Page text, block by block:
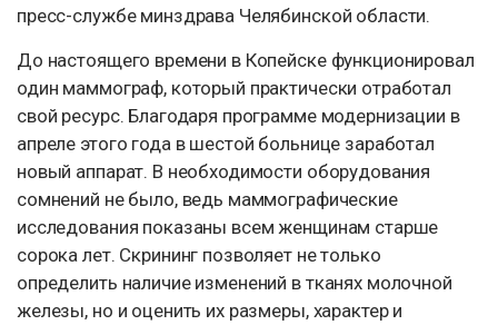
пресс-службе минздрава Челябинской области.
До настоящего времени в Копейске функционировал
один маммограф, который практически отработал
свой ресурс. Благодаря программе модернизации в
апреле этого года в шестой больнице заработал
новый аппарат. В необходимости оборудования
сомнений не было, ведь маммографические
исследования показаны всем женщинам старше
сорока лет. Скрининг позволяет не только
определить наличие изменений в тканях молочной
железы, но и оценить их размеры, характер и